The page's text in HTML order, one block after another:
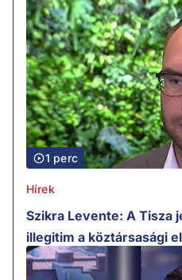
1 perc
Hírek
Szikra Levente: A Tisza
illegitim a köztársasági